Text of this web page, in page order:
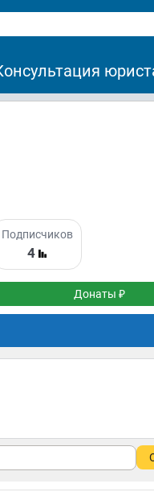
Подписчиков
4
Донаты ₽